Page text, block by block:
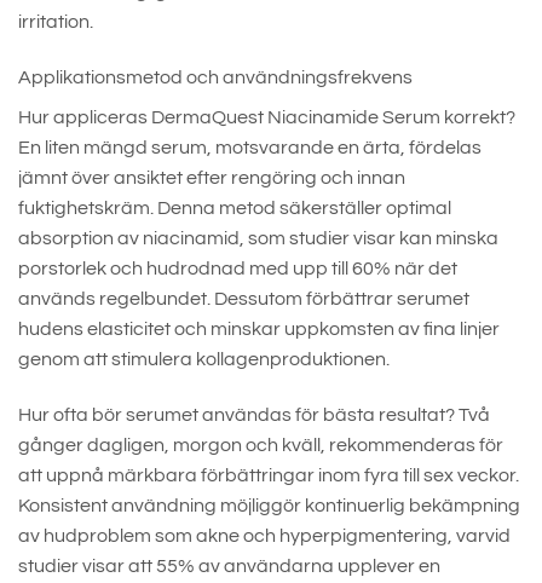
irritation.
Applikationsmetod och användningsfrekvens
Hur appliceras DermaQuest Niacinamide Serum korrekt?
En liten mängd serum, motsvarande en ärta, fördelas
jämnt över ansiktet efter rengöring och innan
fuktighetskräm. Denna metod säkerställer optimal
absorption av niacinamid, som studier visar kan minska
porstorlek och hudrodnad med upp till 60% när det
används regelbundet. Dessutom förbättrar serumet
hudens elasticitet och minskar uppkomsten av fina linjer
genom att stimulera kollagenproduktionen.
Hur ofta bör serumet användas för bästa resultat? Två
gånger dagligen, morgon och kväll, rekommenderas för
att uppnå märkbara förbättringar inom fyra till sex veckor.
Konsistent användning möjliggör kontinuerlig bekämpning
av hudproblem som akne och hyperpigmentering, varvid
studier visar att 55% av användarna upplever en